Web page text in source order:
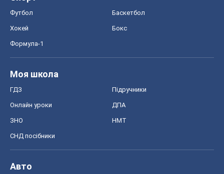
Футбол Баскетбол
Хокей Бокс
Формула-1
Моя школа
ГДЗ Підручники
Онлайн уроки ДПА
ЗНО НМТ
СНД посібники
Авто